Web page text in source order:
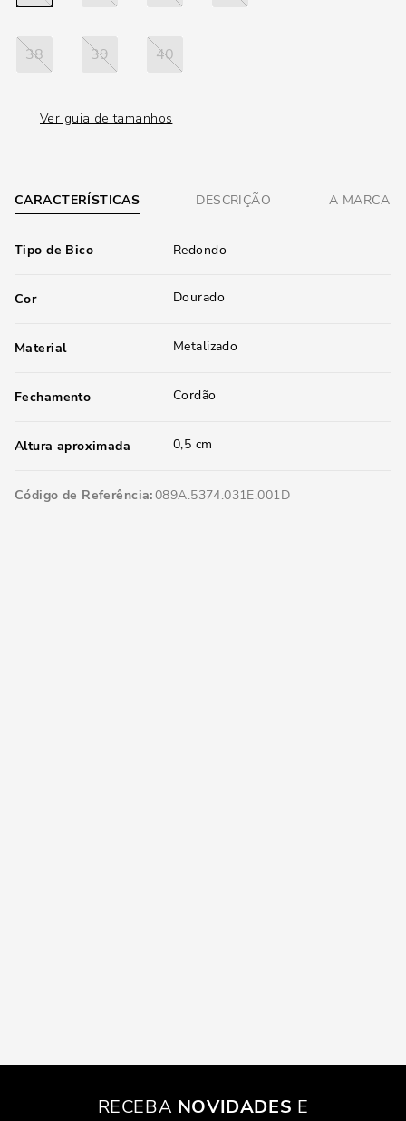
38 39 40
Ver guia de tamanhos
CARACTERÍSTICAS DESCRIÇÃO A MARCA
Tipo de Bico Redondo
Cor Dourado
Material Metalizado
Fechamento Cordão
Altura aproximada 0,5 cm
Código de Referência 089A.5374.031E.001D
RECEBA NOVIDADES E